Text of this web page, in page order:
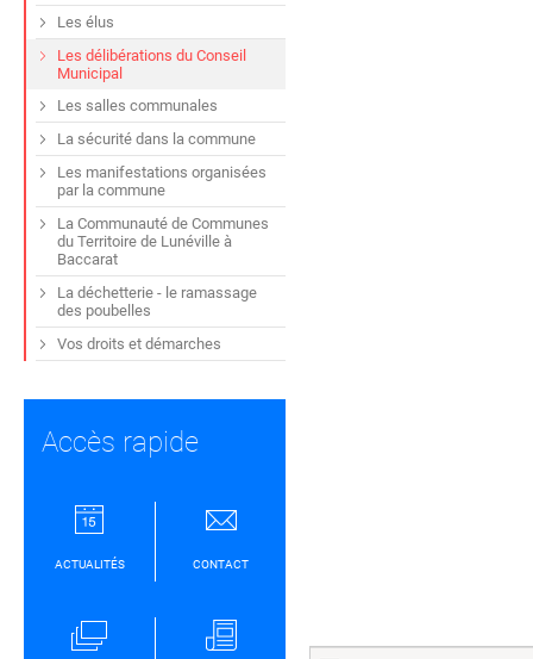
Les élus
Les délibérations du Conseil
Municipal
Les salles communales
La sécurité dans la commune
Les manifestations organisées
par la commune
La Communauté de Communes
du Territoire de Lunéville à
Baccarat
La déchetterie - le ramassage
des poubelles
Vos droits et démarches
Accès rapide
ACTUALITÉS CONTACT